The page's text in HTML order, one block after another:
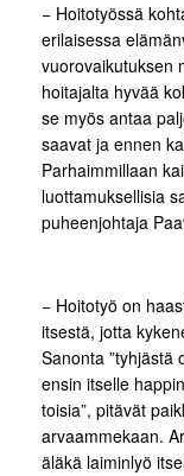
− Hoitotyössä
erilaisessa
vuorovaikutuksen
hoitajalta hyvää
se myös antaa
saavat ja ennen
Parhaimmillaan
luottamuksellisia
puheenjohtaja
− Hoitotyö on
itsestä, jotta
Sanonta ”tyhjästä
ensin itselle
toisia”, pitävät
arvaammekaan.
äläkä laiminlyö